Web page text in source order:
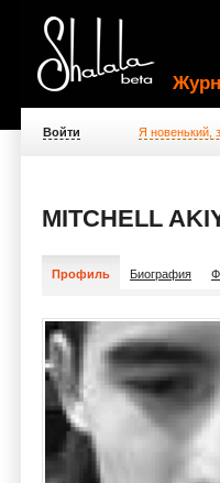
Войти Я новенький,
MITCHELL
Профиль Биография